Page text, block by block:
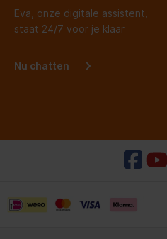
Eva, onze digitale assistent,
staat 24/7 voor je klaar
Nu chatten